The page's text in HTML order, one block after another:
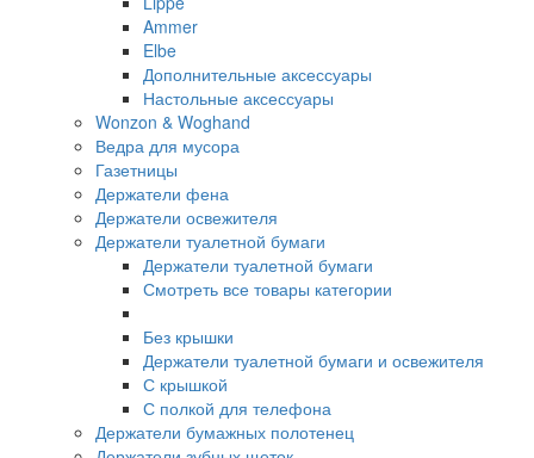
Ammer
Elbe
Дополнительные аксессуары
Настольные аксессуары
Wonzon & Woghand
Ведра для мусора
Газетницы
Держатели фена
Держатели освежителя
Держатели туалетной бумаги
Держатели туалетной бумаги
Смотреть все товары категории
Без крышки
Держатели туалетной бумаги и освежителя
С крышкой
С полкой для телефона
Держатели бумажных полотенец